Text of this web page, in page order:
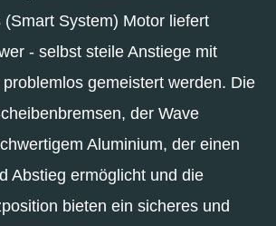
System) Motor liefert
- selbst steile Anstiege mit
gemeistert werden. Die
der Wave
Aluminium, der einen
Abstieg ermöglicht und die
bieten ein sicheres und